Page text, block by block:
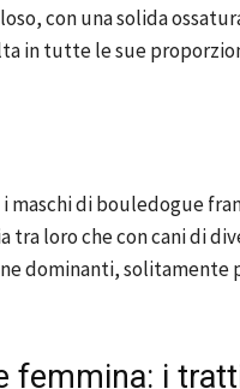
con una solida
in tutte le sue
maschi di bouledogue
loro che con cani di
dominanti, solitamente
femmina: i